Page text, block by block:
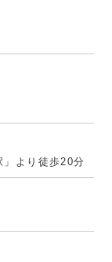
より徒歩20分